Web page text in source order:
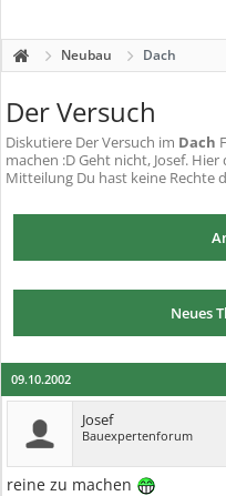
Neubau Dach
Der Versuch
Diskutiere Der Versuch im Dach
machen :D Geht nicht, Josef.
Mitteilung Du hast keine Rechte
Neues
09.10.2002
Josef
Bauexpertenforum
reine zu machen